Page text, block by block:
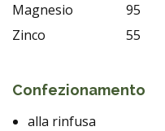
Magnesio
95
Zinco
55
Confezionamento
alla rinfusa